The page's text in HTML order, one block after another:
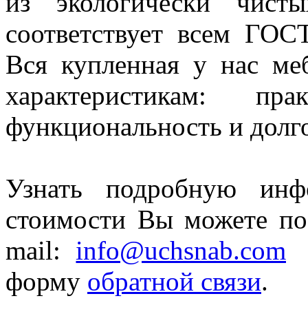
соответствует всем
Вся купленная у нас
характеристикам:
функциональность и
Узнать подробную
стоимости Вы можете
mail:
info@uchsnab.com
форму обратной связи.